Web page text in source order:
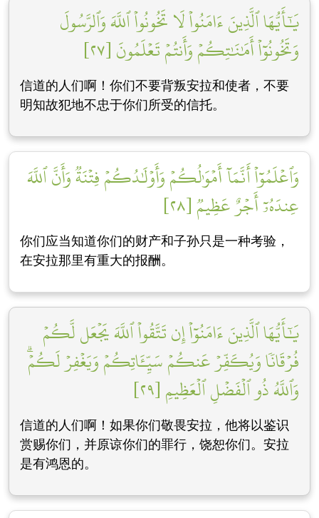
يَٰٓأَيُّهَا ٱلَّذِينَ ءَامَنُواْ لَا تَخُونُواْ ٱللَّهَ وَٱلرَّسُولَ
وَتَخُونُوٓاْ أَمَٰنَٰتِكُمۡ وَأَنتُمۡ تَعۡلَمُونَ [٢٧]
信道的人们啊！你们不要背叛安拉和使者，不要
明知故犯地不忠于你们所受的信托。
وَٱعۡلَمُوٓاْ أَنَّمَآ أَمۡوَٰلُكُمۡ وَأَوۡلَٰدُكُمۡ فِتۡنَةٞ وَأَنَّ ٱللَّهَ
عِندَهُۥٓ أَجۡرٌ عَظِيمٞ [٢٨]
你们应当知道你们的财产和子孙只是一种考验，
在安拉那里有重大的报酬。
يَٰٓأَيُّهَا ٱلَّذِينَ ءَامَنُوٓاْ إِن تَتَّقُواْ ٱللَّهَ يَجۡعَل لَّكُمۡ
فُرۡقَانٗا وَيُكَفِّرۡ عَنكُمۡ سَيِّـَٔاتِكُمۡ وَيَغۡفِرۡ لَكُمۡۗ
وَٱللَّهُ ذُو ٱلۡفَضۡلِ ٱلۡعَظِيمِ [٢٩]
信道的人们啊！如果你们敬畏安拉，他将以鉴识
赏赐你们，并原谅你们的罪行，饶恕你们。安拉
是有鸿恩的。